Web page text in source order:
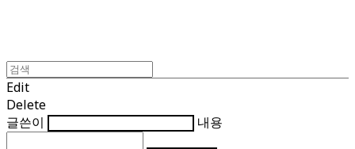
Edit
Delete
글쓴이
내용